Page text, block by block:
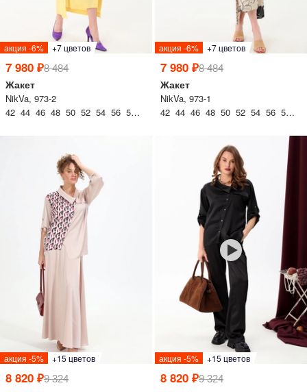
акция -6% +7 цветов
7 980 ₽8 484
Жакет
NikVa, 973-2
42 44 46 48 50 52 54 56 58 60
акция -6% +7 цветов
7 980 ₽8 484
Жакет
NikVa, 973-1
42 44 46 48 50 52 54 56 58 60
акция -5% +15 цветов
8 820 ₽9 324
акция -5% +15 цветов
8 820 ₽9 324